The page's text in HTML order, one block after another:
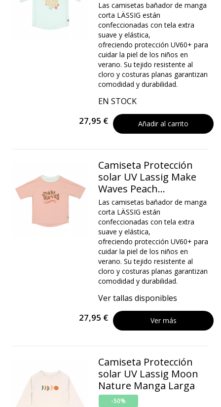
Las camisetas bañador de manga
corta LÄSSIG están
confeccionadas con tela extra
suave y elástica,
ofreciendo protección UV60+ para
cuidar la piel de los niños en
verano. Su tejido resistente al
cloro y costuras planas garantizan
comodidad y durabilidad.
EN STOCK
27,95 € Añadir al carrito
Camiseta Protección
solar UV Lassig Make
Waves Peach...
Las camisetas bañador de manga
corta LÄSSIG están
confeccionadas con tela extra
suave y elástica,
ofreciendo protección UV60+ para
cuidar la piel de los niños en
verano. Su tejido resistente al
cloro y costuras planas garantizan
comodidad y durabilidad.
Ver tallas disponibles
27,95 € Ver más
Camiseta Protección
solar UV Lassig Moon
Nature Manga Larga
-50%